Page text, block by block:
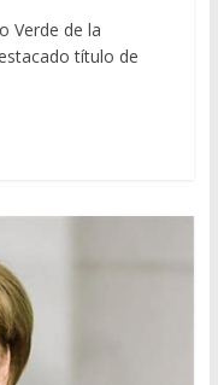
Verde de la
título de